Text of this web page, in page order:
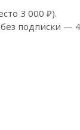
3 000 ₽).
подписки — 4